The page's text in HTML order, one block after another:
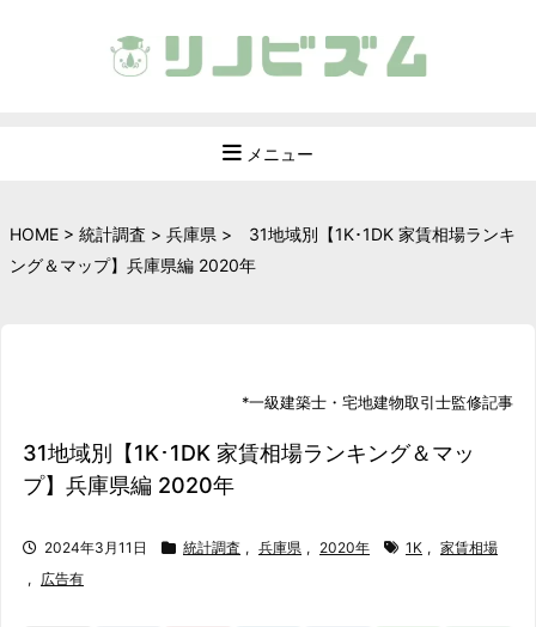
メニュー
HOME > 統計調査 > 兵庫県 >
31地域別【1K･1DK 家賃相場ランキ
ング＆マップ】兵庫県編 2020年
*一級建築士 ・ 宅地建物取引士監修記事
31地域別【1K･1DK 家賃相場ランキング＆マッ
プ】兵庫県編 2020年
2024年3月11日 統計調査 , 兵庫県 , 2020年 1K , 家賃相場
,
広告有